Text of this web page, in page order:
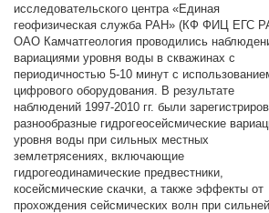
исследовательского центра «Единая
геофизическая служба РАН» (КФ ФИЦ ЕГС
ОАО Камчатгеология проводились
вариациями уровня воды в скважинах с
периодичностью 5-10 минут с
цифрового оборудования. В результате
наблюдений 1997-2010 гг. были
разнообразные гидрогеосейсмические
уровня воды при сильных местных
землетрясениях, включающие
гидрогеодинамические предвестники,
косейсмические скачки, а также эффекты от
прохождения сейсмических волн при